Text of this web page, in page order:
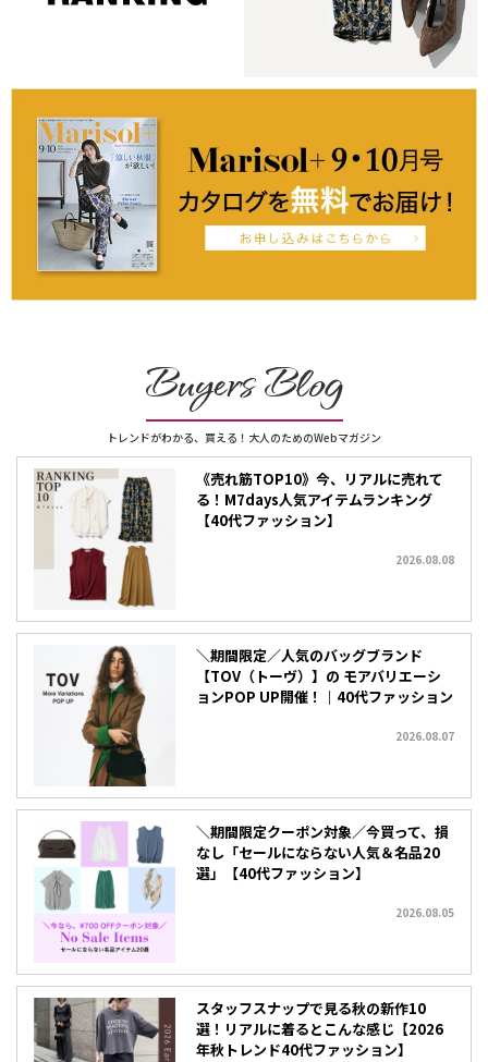
Buyers Blog
トレンドがわかる、買える！大人のためのWebマガジン
《売れ筋TOP10》今、リアルに売れて
る！M7days人気アイテムランキング
【40代ファッション】
2026.08.08
＼期間限定／人気のバッグブランド
【TOV（トーヴ）】の モアバリエーシ
ョンPOP UP開催！｜40代ファッション
2026.08.07
＼期間限定クーポン対象／今買って、損
なし「セールにならない人気＆名品20
選」【40代ファッション】
2026.08.05
スタッフスナップで見る秋の新作10
選！リアルに着るとこんな感じ【2026
年秋トレンド40代ファッション】